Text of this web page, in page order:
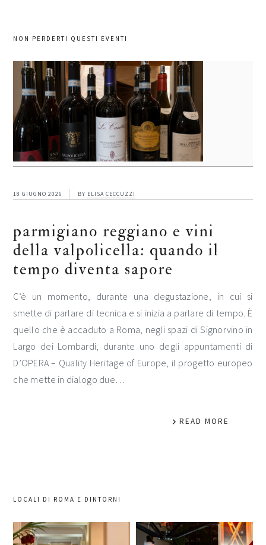
NON PERDERTI QUESTI EVENTI
18 GIUGNO 2026 BY ELISA CECCUZZI
parmigiano reggiano e vini
della valpolicella: quando il
tempo diventa sapore
C’è un momento, durante una degustazione, in cui si
smette di parlare di tecnica e si inizia a parlare di tempo. È
quello che è accaduto a Roma, negli spazi di Signorvino in
Largo dei Lombardi, durante uno degli appuntamenti di
D’OPERA – Quality Heritage of Europe, il progetto europeo
che mette in dialogo due…
READ MORE
LOCALI DI ROMA E DINTORNI